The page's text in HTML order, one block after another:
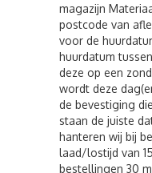
magazijn
postcode van
voor de
huurdatum
deze op een
wordt deze
de bevestiging
staan de juiste
hanteren wij bij
laad/lostijd van
bestellingen 30